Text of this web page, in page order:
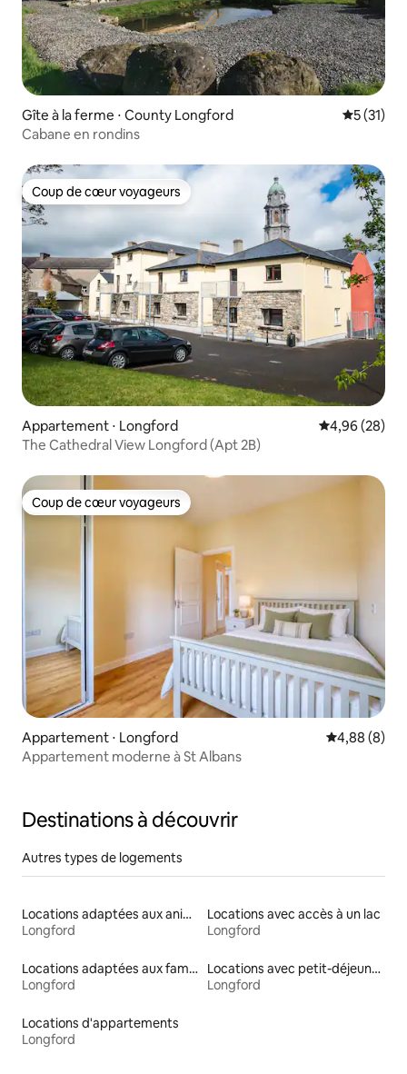
Gîte à la ferme ⋅ County Longford
5 (31)
Cabane en rondins
Coup de cœur voyageurs
Coup de cœur voyageurs
Appartement ⋅ Longford Évaluation
4,96 (28)
The Cathedral View Longford (Apt 2B)
Coup de cœur voyageurs
Coup de cœur voyageurs
Appartement ⋅ Longford Évaluation
4,88 (8)
Appartement moderne à St Albans
Destinations à découvrir
Autres types de logements
Locations adaptées aux animaux
Longford
Locations avec accès à un lac
Longford
Locations adaptées aux familles
Longford
Locations avec petit-déjeuner
Longford
Locations d'appartements
Longford